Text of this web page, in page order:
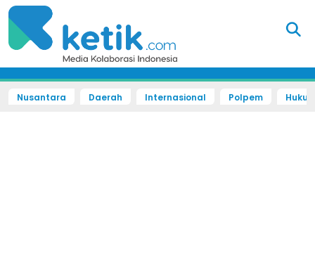
Nusantara Daerah Internasional Polpem